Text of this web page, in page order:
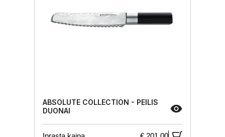
ABSOLUTE COLLECTION - PEILIS
DUONAI